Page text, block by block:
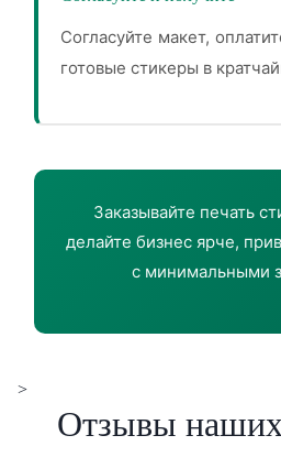
Согласуйте макет,
готовые стикеры в
Заказывайте печать
делайте бизнес ярче,
с минимальными
>
Отзывы